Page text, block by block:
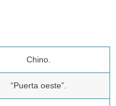
Chino.
“Puerta oeste”.